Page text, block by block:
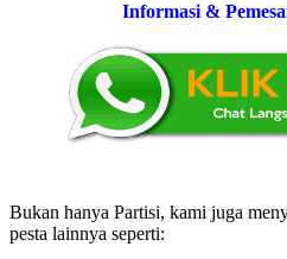
Informasi &
Bukan hanya Partisi, kami juga
pesta lainnya seperti: